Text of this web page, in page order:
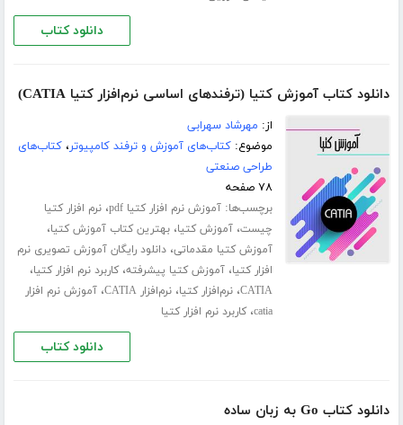
دانلود کتاب
دانلود کتاب آموزش کتیا (ترفندهای اساسی نرم‌افزار کتیا CATIA)
از: مهرشاد سهرابی
موضوع:کتاب‌های آموزش و ترفند کامپیوتر،کتاب‌های
طراحی صنعتی
۷۸ صفحه
برچسب‌ها:آموزش نرم افزار کتیا pdf ،نرم افزار کتیا
چیست،آموزش کتیا،بهترین کتاب آموزش کتیا،
آموزش کتیا مقدماتی،دانلود رایگان آموزش تصویری نرم
افزار کتیا،آموزش کتیا پیشرفته،کاربرد نرم افزار کتیا،
CATIA،نرم‌افزار کتیا،نرم‌افزار CATIA ،آموزش نرم افزار
catia،کاربرد نرم افزار کتیا
دانلود کتاب
دانلود کتاب Go به زبان ساده